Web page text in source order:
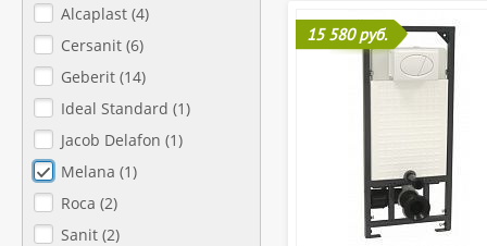
Alcaplast (4)
Cersanit (6)
Geberit (14)
Ideal Standard (1)
Jacob Delafon (1)
Melana (1)
Roca (2)
Sanit (2)
15 580 руб.